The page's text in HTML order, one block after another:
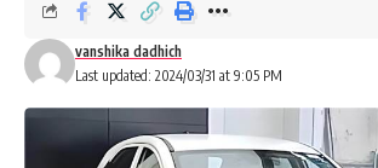
Last updated: 2024/03/31 at 9:05 PM
vanshika dadhich